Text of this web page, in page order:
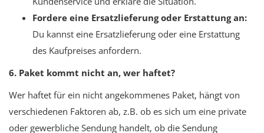
Fordere eine Ersatzlieferung oder Erstattung an:
Du kannst eine Ersatzlieferung oder eine Erstattung
des Kaufpreises anfordern.
6. Paket kommt nicht an, wer haftet?
Wer haftet für ein nicht angekommenes Paket, hängt von
verschiedenen Faktoren ab, z.B. ob es sich um eine private
oder gewerbliche Sendung handelt, ob die Sendung